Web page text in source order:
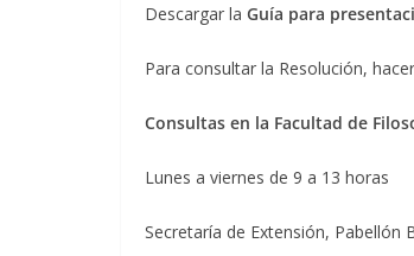
Descargar la Guía para
Para consultar la Resolución,
Consultas en la Facultad de
Lunes a viernes de 9 a 13 horas
Secretaría de Extensión, Pabellón